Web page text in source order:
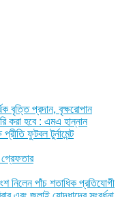
বৃত্তি প্রদান, বৃক্ষরোপান
করা হবে : এমএ হান্নান
ফুটবল টুর্নামেন্ট
গ্রেফতার
নিলেন পাঁচ শতাধিক প্রতিযোগী